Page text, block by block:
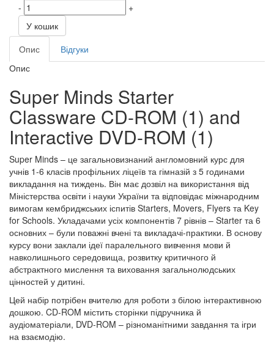
-
+
У кошик
Опис
Відгуки
Опис
Super Minds Starter
Classware CD-ROM (1) and
Interactive DVD-ROM (1)
Super Minds – це загальновизнаний англомовний курс для
учнів 1-6 класів профільних ліцеїв та гімназій з 5 годинами
викладання на тиждень. Він має дозвіл на використання від
Міністерства освіти і науки України та відповідає міжнародним
вимогам кембриджських іспитів Starters, Movers, Flyers та Key
for Schools. Укладачами усіх компонентів 7 рівнів – Starter та 6
основних – були поважні вчені та викладачі-практики. В основу
курсу вони заклали ідеї паралельного вивчення мови й
навколишнього середовища, розвитку критичного й
абстрактного мислення та виховання загальнолюдських
цінностей у дитині.
Цей набір потрібен вчителю для роботи з білою інтерактивною
дошкою. CD-ROM містить сторінки підручника й
аудіоматеріали, DVD-ROM – різноманітними завдання та ігри
на взаємодію.